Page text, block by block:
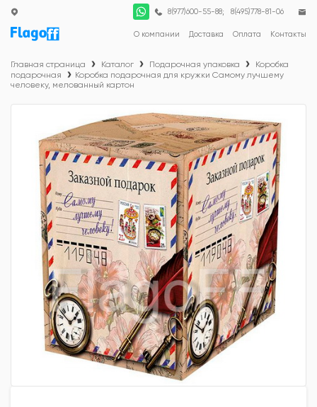
О компании Доставка Оплата Контакты
8(977)600-55-88; 8(495)778-81-06
Главная страница Каталог Подарочная упаковка
Коробка
подарочная
Коробка подарочная для кружки Самому лучшему
человеку, мелованный картон